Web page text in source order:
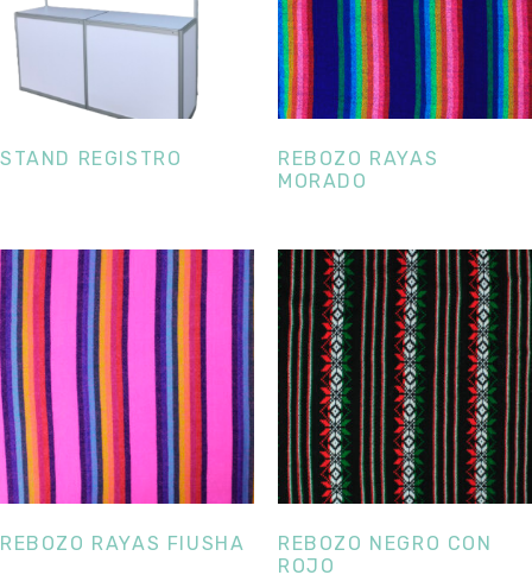
STAND REGISTRO
REBOZO RAYAS
MORADO
REBOZO RAYAS FIUSHA
REBOZO NEGRO CON
ROJO